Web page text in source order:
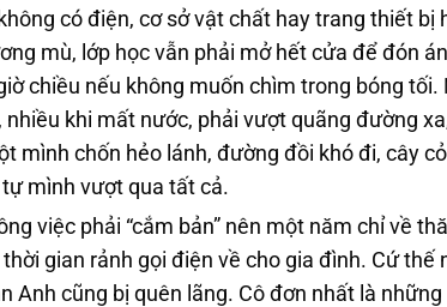
có điện, cơ sở vật chất hay trang thiết bị
mù, lớp học vẫn phải mở hết cửa để đón
chiều nếu không muốn chìm trong bóng
khi mất nước, phải vượt quãng đường
mình chốn hẻo lánh, đường đồi khó đi, cây
mình vượt qua tất cả.
việc phải “cắm bản” nên một năm chỉ về
gian rảnh gọi điện về cho gia đình. Cứ thế
Anh cũng bị quên lãng. Cô đơn nhất là